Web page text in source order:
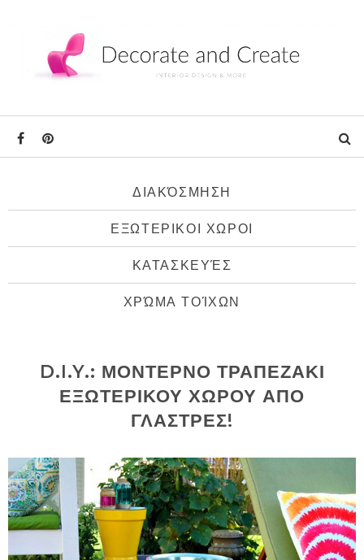
ΔΙΑΚΌΣΜΗΣΗ
ΕΞΩΤΕΡΙΚΟΙ ΧΩΡΟΙ
ΚΑΤΑΣΚΕΥΈΣ
ΧΡΏΜΑ ΤΟΊΧΩΝ
D.I.Y.: ΜΟΝΤΕΡΝΟ ΤΡΑΠΕΖΑΚΙ
ΕΞΩΤΕΡΙΚΟΥ ΧΩΡΟΥ ΑΠΟ
ΓΛΑΣΤΡΕΣ!